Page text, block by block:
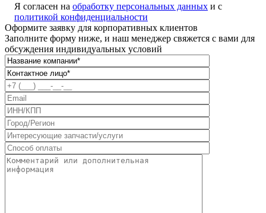
Я согласен на обработку персональных данных и с
политикой конфиденциальности
Оформите заявку для корпоративных клиентов
Заполните форму ниже, и наш менеджер свяжется с вами для
обсуждения индивидуальных условий